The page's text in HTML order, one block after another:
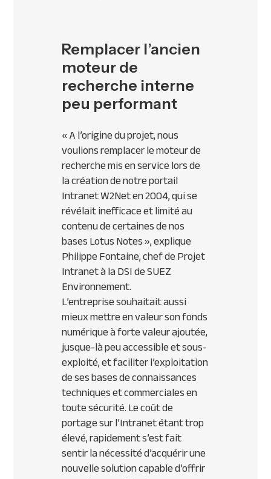
Remplacer l’ancien
moteur de
recherche interne
peu performant
« A l’origine du projet, nous
voulions remplacer le moteur de
recherche mis en service lors de
la création de notre portail
Intranet W2Net en 2004, qui se
révélait inefficace et limité au
contenu de certaines de nos
bases Lotus Notes », explique
Philippe Fontaine, chef de Projet
Intranet à la DSI de SUEZ
Environnement.
L’entreprise souhaitait aussi
mieux mettre en valeur son fonds
numérique à forte valeur ajoutée,
jusque-là peu accessible et sous-
exploité, et faciliter l’exploitation
de ses bases de connaissances
techniques et commerciales en
toute sécurité. Le coût de
portage sur l’Intranet étant trop
élevé, rapidement s’est fait
sentir la nécessité d’acquérir une
nouvelle solution capable d’offrir